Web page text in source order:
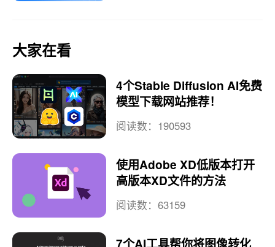
大家在看
4个Stable Diffusion AI免费
模型下载网站推荐！
阅读数：190593
使用Adobe XD低版本打开
高版本XD文件的方法
阅读数：63159
7个AI工具帮你将图像转化